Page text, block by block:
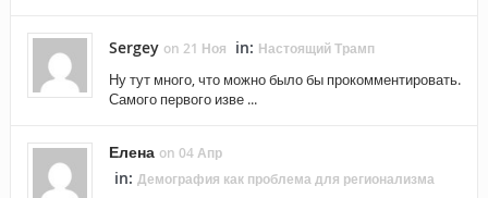
Sergey on 21 Ноя in: Настоящий Трамп
Ну тут много, что можно было бы прокомментировать.
Самого первого изве ...
Елена on 04 Апр
in: Демография как проблема для регионализма